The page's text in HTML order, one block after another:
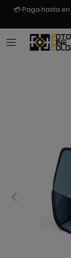
💳 Paga hasta en